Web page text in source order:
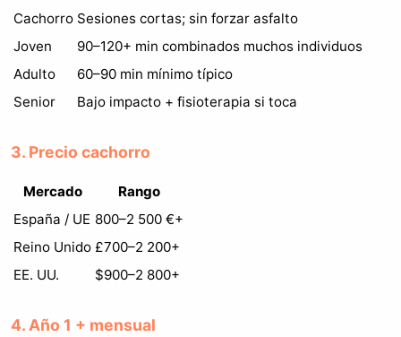
Cachorro Sesiones cortas; sin forzar asfalto
Joven
90–120+ min combinados muchos individuos
Adulto
60–90 min mínimo típico
Senior
Bajo impacto + fisioterapia si toca
3. Precio cachorro
Mercado
Rango
España / UE 800–2 500 €+
Reino Unido £700–2 200+
EE. UU.
$900–2 800+
4. Año 1 + mensual